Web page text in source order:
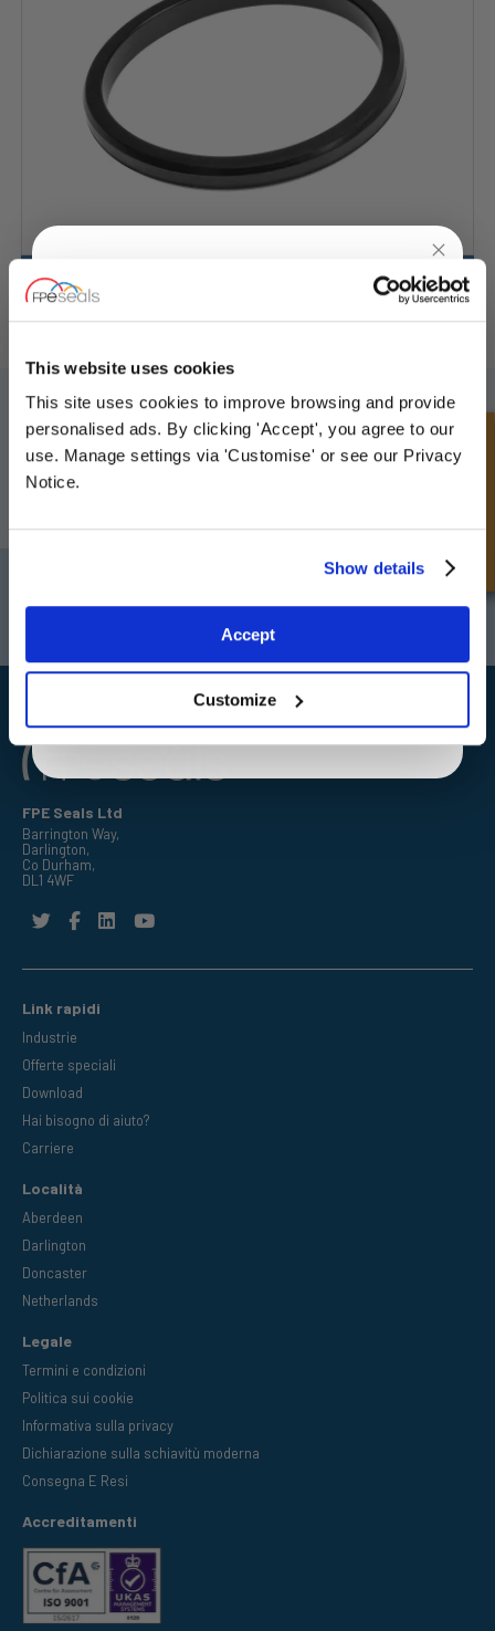
This website uses cookies
This site uses cookies to improve browsing and provide
personalised ads. By clicking 'Accept', you agree to our
use. Manage settings via 'Customise' or see our Privacy
Notice.
Show details
Accept
Customize
O Ring - Sezione D
ISCRIVITI ALLA NOSTRA NEWSLETTER
Non dimenticare di iscriverti alla nostra newsletter per ricevere dettagli
sulle ultime offerte speciali e nuovi prodotti.
Telefono:+44 (0) 1325 282732
sales@fpeseals.com
Telefono:+44 (0) 1302727252
FPE Seals Ltd
Barrington Way,
Darlington,
Co Durham,
DL1 4WF
Link rapidi
Industrie
Offerte speciali
Download
Hai bisogno di aiuto?
Carriere
Località
Aberdeen
Darlington
Doncaster
Netherlands
Legale
Termini e condizioni
Politica sui cookie
Informativa sulla privacy
Dichiarazione sulla schiavitù moderna
Consegna E Resi
Accreditamenti
Richiesta Veloce
UNLOCK10% OFF
YOURFIRST ORDER
Sign up for special offers and exclusive
deals
privacy policy.